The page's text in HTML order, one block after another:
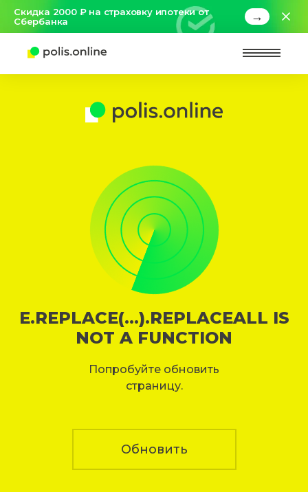
Скидка 2000 ₽ на страховку ипотеки от
Сбербанка
→
E.REPLACE(...).REPLACEALL IS
NOT A FUNCTION
Попробуйте обновить
страницу.
Обновить